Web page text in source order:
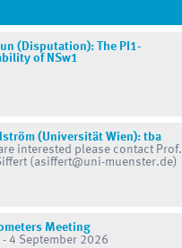
(Disputation): The PI1-
of NSw1
(Universität Wien): tba
interested please contact Prof.
(asiffert@uni-muenster.de)
Meeting
4 September 2026